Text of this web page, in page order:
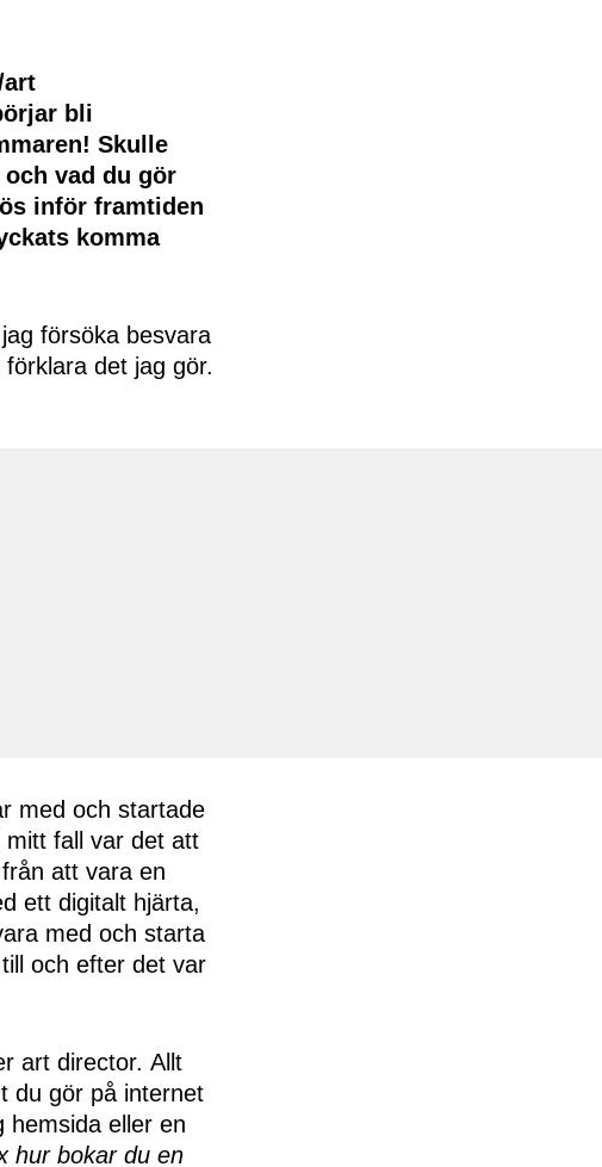
art
bli
Skulle
vad du gör
inför framtiden
komma
försöka besvara
det jag gör.
med och startade
mitt fall var det att
att vara en
ett digitalt hjärta,
med och starta
och efter det var
art director. Allt
du gör på internet
hemsida eller en
hur bokar du en